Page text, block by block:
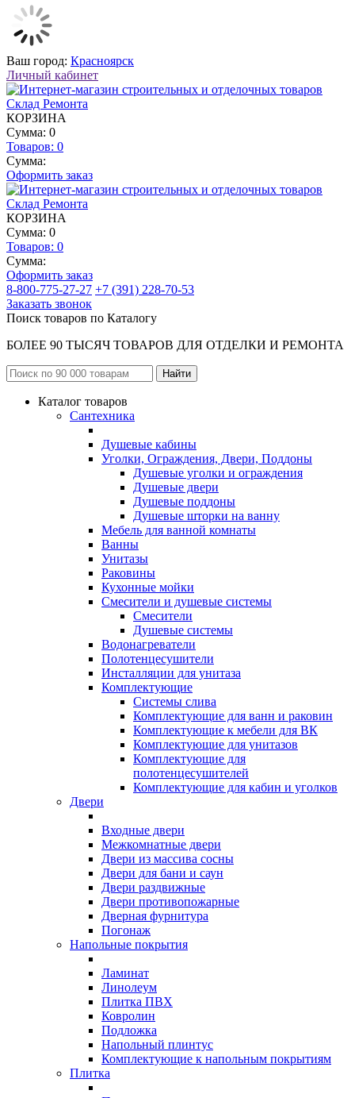
Ваш город: Красноярск
Личный кабинет
КОРЗИНА
Сумма: 0
Товаров: 0
Сумма:
Оформить заказ
КОРЗИНА
Сумма: 0
Товаров: 0
Сумма:
Оформить заказ
8-800-775-27-27 +7 (391) 228-70-53
Заказать звонок
Поиск товаров по Каталогу
БОЛЕЕ 90 ТЫСЯЧ ТОВАРОВ ДЛЯ ОТДЕЛКИ И РЕМОНТА
Каталог товаров
Сантехника
Душевые кабины
Уголки, Ограждения, Двери, Поддоны
Душевые уголки и ограждения
Душевые двери
Душевые поддоны
Душевые шторки на ванну
Мебель для ванной комнаты
Ванны
Унитазы
Раковины
Кухонные мойки
Смесители и душевые системы
Смесители
Душевые системы
Водонагреватели
Полотенцесушители
Инсталляции для унитаза
Комплектующие
Системы слива
Комплектующие для ванн и раковин
Комплектующие к мебели для ВК
Комплектующие для унитазов
Комплектующие для
полотенцесушителей
Комплектующие для кабин и уголков
Двери
Входные двери
Межкомнатные двери
Двери из массива сосны
Двери для бани и саун
Двери раздвижные
Двери противопожарные
Дверная фурнитура
Погонаж
Напольные покрытия
Ламинат
Линолеум
Плитка ПВХ
Ковролин
Подложка
Напольный плинтус
Комплектующие к напольным покрытиям
Плитка